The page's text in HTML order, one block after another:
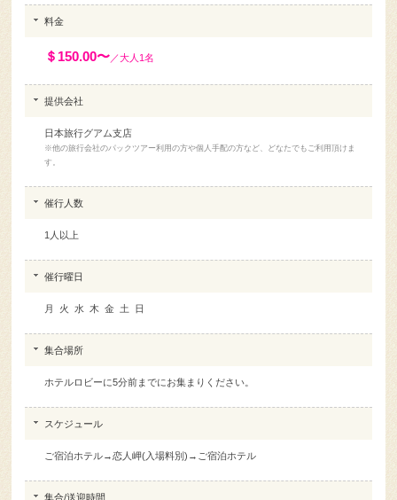
＄150.00〜
日本旅行グアム支店
す。
1人以上
月 火 水 木 金 土 日
ホテルロビーに5分前までにお集まりください。
ご宿泊ホテル→恋人岬(入場料別)→ご宿泊ホテル